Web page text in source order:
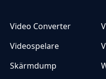
Video Converter
Videospelare
Skärmdump